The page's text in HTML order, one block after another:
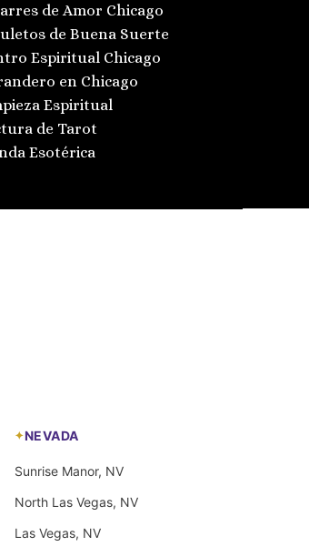
de Amor Chicago
de Buena Suerte
Espiritual Chicago
en Chicago
Espiritual
de Tarot
Esotérica
NEVADA
Sunrise Manor, NV
North Las Vegas, NV
Las Vegas, NV